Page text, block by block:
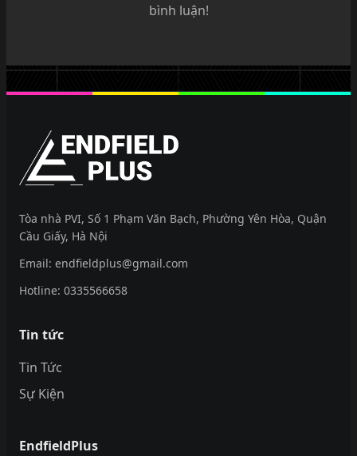
bình luận!
EndfieldPlus
Tòa nhà PVI, Số 1 Phạm Văn Bạch, Phường Yên Hòa, Quận
Cầu Giấy, Hà Nội
Email: endfieldplus@gmail.com
Hotline: 0335566658
Tin tức
Tin Tức
Sự Kiện
EndfieldPlus